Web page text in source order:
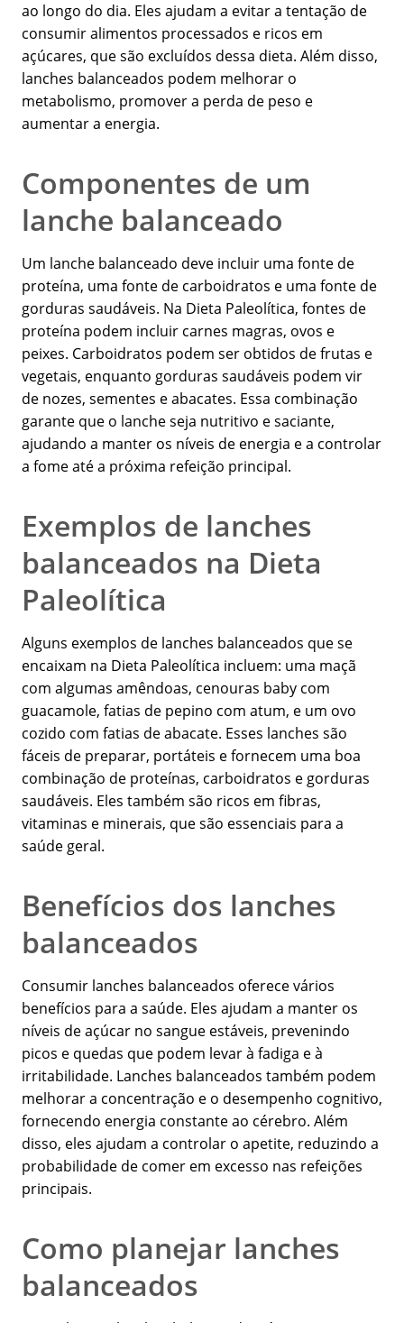
ao longo do dia. Eles ajudam a evitar a tentação de
consumir alimentos processados e ricos em
açúcares, que são excluídos dessa dieta. Além disso,
lanches balanceados podem melhorar o
metabolismo, promover a perda de peso e
aumentar a energia.
Componentes de um
lanche balanceado
Um lanche balanceado deve incluir uma fonte de
proteína, uma fonte de carboidratos e uma fonte de
gorduras saudáveis. Na Dieta Paleolítica, fontes de
proteína podem incluir carnes magras, ovos e
peixes. Carboidratos podem ser obtidos de frutas e
vegetais, enquanto gorduras saudáveis podem vir
de nozes, sementes e abacates. Essa combinação
garante que o lanche seja nutritivo e saciante,
ajudando a manter os níveis de energia e a controlar
a fome até a próxima refeição principal.
Exemplos de lanches
balanceados na Dieta
Paleolítica
Alguns exemplos de lanches balanceados que se
encaixam na Dieta Paleolítica incluem: uma maçã
com algumas amêndoas, cenouras baby com
guacamole, fatias de pepino com atum, e um ovo
cozido com fatias de abacate. Esses lanches são
fáceis de preparar, portáteis e fornecem uma boa
combinação de proteínas, carboidratos e gorduras
saudáveis. Eles também são ricos em fibras,
vitaminas e minerais, que são essenciais para a
saúde geral.
Benefícios dos lanches
balanceados
Consumir lanches balanceados oferece vários
benefícios para a saúde. Eles ajudam a manter os
níveis de açúcar no sangue estáveis, prevenindo
picos e quedas que podem levar à fadiga e à
irritabilidade. Lanches balanceados também podem
melhorar a concentração e o desempenho cognitivo,
fornecendo energia constante ao cérebro. Além
disso, eles ajudam a controlar o apetite, reduzindo a
probabilidade de comer em excesso nas refeições
principais.
Como planejar lanches
balanceados